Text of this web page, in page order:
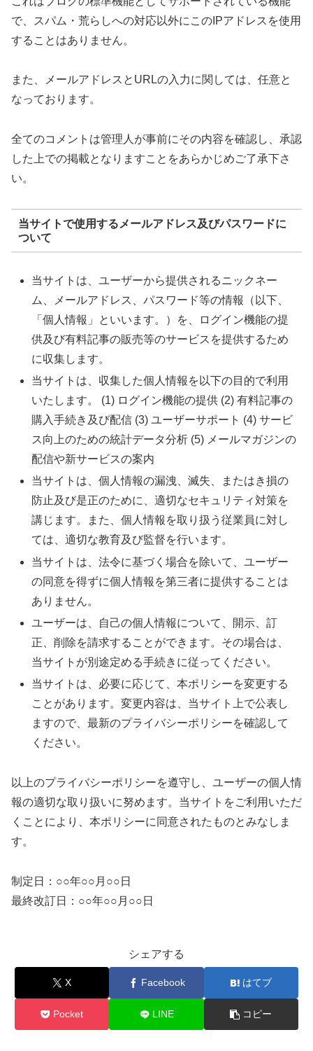
で、スパム・荒らしへの対応以外にこのIPアドレスを使用
することはありません。
また、メールアドレスとURLの入力に関しては、任意と
なっております。
全てのコメントは管理人が事前にその内容を確認し、承認
した上での掲載となりますことをあらかじめご了承下さ
い。
当サイトで使用するメールアドレス及びパスワードに
ついて
当サイトは、ユーザーから提供されるニックネー
ム、メールアドレス、パスワード等の情報（以下、
「個人情報」といいます。）を、ログイン機能の提
供及び有料記事の販売等のサービスを提供するため
に収集します。
当サイトは、収集した個人情報を以下の目的で利用
いたします。 (1) ログイン機能の提供 (2) 有料記事の
購入手続き及び配信 (3) ユーザーサポート (4) サービ
ス向上のための統計データ分析 (5) メールマガジンの
配信や新サービスの案内
当サイトは、個人情報の漏洩、滅失、またはき損の
防止及び是正のために、適切なセキュリティ対策を
講じます。また、個人情報を取り扱う従業員に対し
ては、適切な教育及び監督を行います。
当サイトは、法令に基づく場合を除いて、ユーザー
の同意を得ずに個人情報を第三者に提供することは
ありません。
ユーザーは、自己の個人情報について、開示、訂
正、削除を請求することができます。その場合は、
当サイトが別途定める手続きに従ってください。
当サイトは、必要に応じて、本ポリシーを変更する
ことがあります。変更内容は、当サイト上で公表し
ますので、最新のプライバシーポリシーを確認して
ください。
以上のプライバシーポリシーを遵守し、ユーザーの個人情
報の適切な取り扱いに努めます。当サイトをご利用いただ
くことにより、本ポリシーに同意されたものとみなしま
す。
制定日：○○年○○月○○日
最終改訂日：○○年○○月○○日
シェアする
X Facebook はてブ
Pocket LINE コピー